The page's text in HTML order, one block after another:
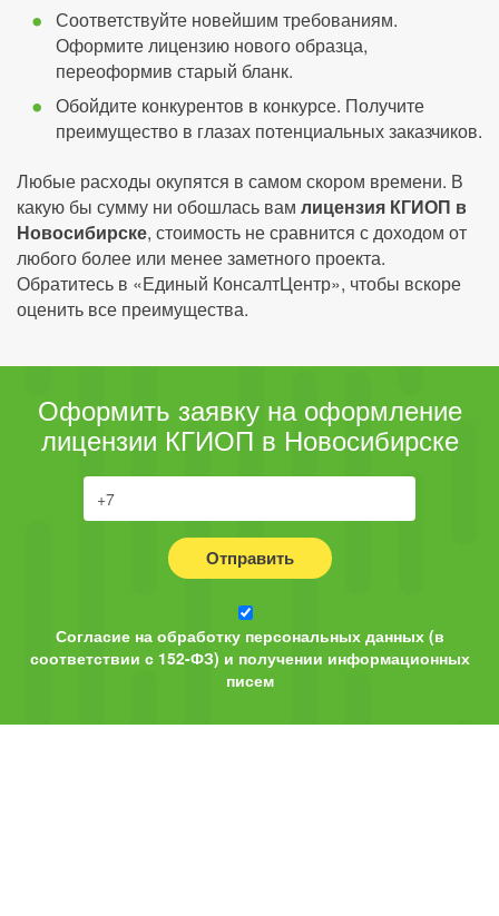
Соответствуйте новейшим требованиям.
Оформите лицензию нового образца,
переоформив старый бланк.
Обойдите конкурентов в конкурсе. Получите
преимущество в глазах потенциальных заказчиков.
Любые расходы окупятся в самом скором времени. В
какую бы сумму ни обошлась вам лицензия КГИОП в
Новосибирске, стоимость не сравнится с доходом от
любого более или менее заметного проекта.
Обратитесь в «Единый КонсалтЦентр», чтобы вскоре
оценить все преимущества.
Оформить заявку на оформление
лицензии КГИОП в Новосибирске
Отправить
Согласие на обработку персональных данных (в
соответствии с 152-ФЗ) и получении информационных
писем